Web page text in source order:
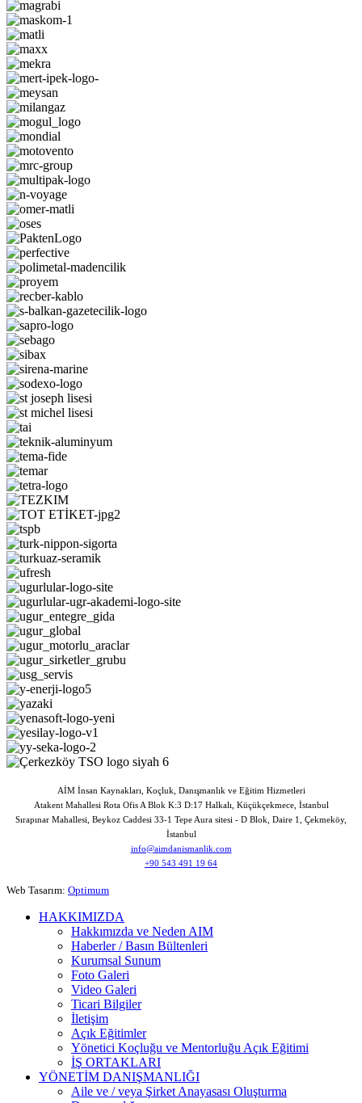
AİM İnsan Kaynakları, Koçluk, Danışmanlık ve Eğitim Hizmetleri
Atakent Mahallesi Rota Ofis A Blok K:3 D:17 Halkalı, Küçükçekmece, İstanbul
Sırapınar Mahallesi, Beykoz Caddesi 33-1 Tepe Aura sitesi - D Blok, Daire 1, Çekmeköy,
İstanbul
info@aimdanismanlik.com
+90 543 491 19 64
Web Tasarım: Optimum
HAKKIMIZDA
Hakkımızda ve Neden AIM
Haberler / Basın Bültenleri
Kurumsal Sunum
Foto Galeri
Video Galeri
Ticari Bilgiler
İletişim
Açık Eğitimler
Yönetici Koçluğu ve Mentorluğu Açık Eğitimi
İŞ ORTAKLARI
YÖNETİM DANIŞMANLIĞI
Aile ve / veya Şirket Anayasası Oluşturma